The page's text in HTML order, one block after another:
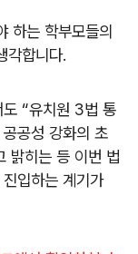
하는 학부모들의
각합니다.
도 “유치원 3법 통
공성 강화의 초
밝히는 등 이번 법
입하는 계기가